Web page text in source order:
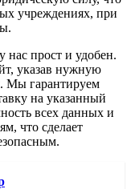
учреждениях, при
у нас прост и удобен.
указав нужную
Мы гарантируем
на указанный
всех данных и
что сделает